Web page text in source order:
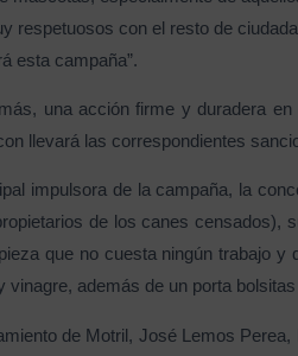
respetuosos con el resto de
esta campaña”.
una acción firme y duradera
llevará las correspondientes
impulsora de la campaña, la
de los canes
que no cuesta ningún trabajo
vinagre, además de un porta
de Motril, José Lemos